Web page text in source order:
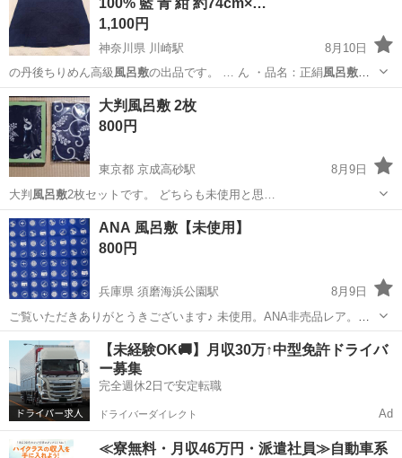
1,100円
神奈川県 川崎駅
8月10日
の丹後ちりめん高級 風呂敷 の出品です。 … ん ・品名：正絹風呂敷
（ふろしき） ・…
神奈川 川崎市 川崎駅 家庭用品
大判風呂敷 2枚
800円
東京都 京成高砂駅
8月9日
大判 風呂敷2枚セットです。 どちらも未使用と思…
東京 葛飾区 京成高砂駅 その他
ANA 風呂敷【未使用】
800円
兵庫県 須磨海浜公園駅
8月9日
ご覧いただきありがとうきございます♪ 未使用。ANA非売品レア。美
品。 長さ 約65cm 宜しければご利用ください。 受け渡しは、 JR鷹
取駅〜明石駅間の駅前であれば、どこでもお持ちします。
兵庫 神戸市 須磨海浜公園駅 ノベルティグッズ 風呂敷
【未経験OK🚚】月収30万↑中型免許ドライバ
ー募集
完全週休2日で安定転職
ドライバーダイレクト Ad
≪寮無料・月収46万円・派遣社員≫自動車系